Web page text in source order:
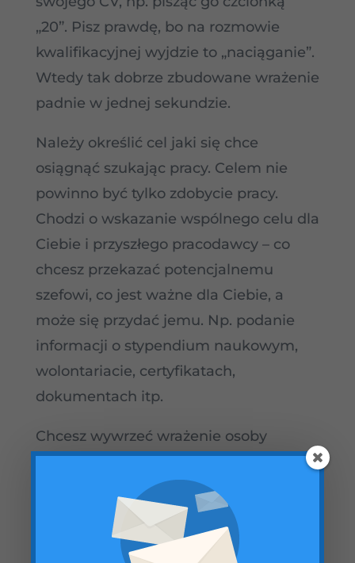
„20”. Pisz prawdę, bo na rozmowie
kwalifikacyjnej wyjdzie to „naciąganie”.
Wtedy tak dobrze zbudowane wrażenie
padnie w jednej sekundzie.
Należy określić cel jaki się chce
osiągnąć szukając pracy. Celem nie
powinno być tylko zdobycie pracy.
Chodzi o wskazanie wspólnego celu dla
Ciebie i przyszłego pracodawcy – co
chcesz przekazać potencjalnemu
szefowi, co jest ważne dla Ciebie, a
może się przydać jemu. Np. podanie
informacji o stypendium naukowym,
wolontariacie, certyfikatach,
dokumentach itp.
Chcesz wywrzeć wrażenie osoby
kreatywnej? Poszalej z CV, nie korzystaj
z szablonu. Np. szukasz pracy
dziennikarza gazety? Napisz CV w
formie artykułu o sobie. Albo przyszła